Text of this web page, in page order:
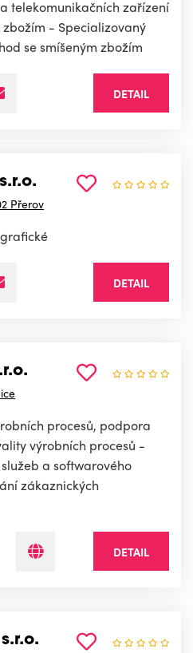
telekomunikačních zařízení
- Specializovaný
se smíšeným zbožím
DETAIL
Přerov
DETAIL
procesů, podpora
výrobních procesů -
a softwarového
zákaznických
DETAIL